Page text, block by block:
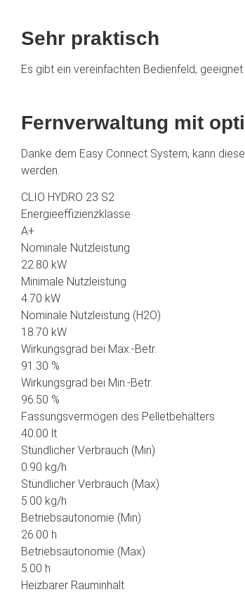
Sehr praktisch
Es gibt ein vereinfachten Bedienfeld,
Fernverwaltung mit
Danke dem Easy Connect System, kann
werden.
CLIO HYDRO 23 S2
Energieeffizienzklasse
A+
Nominale Nutzleistung
22.80 kW
Minimale Nutzleistung
4.70 kW
Nominale Nutzleistung (H2O)
18.70 kW
Wirkungsgrad bei Max.-Betr.
91.30 %
Wirkungsgrad bei Min.-Betr.
96.50 %
Fassungsvermögen des Pelletbehälters
40.00 lt
Stündlicher Verbrauch (Min)
0.90 kg/h
Stündlicher Verbrauch (Max)
5.00 kg/h
Betriebsautonomie (Min)
26.00 h
Betriebsautonomie (Max)
5.00 h
Heizbarer Rauminhalt